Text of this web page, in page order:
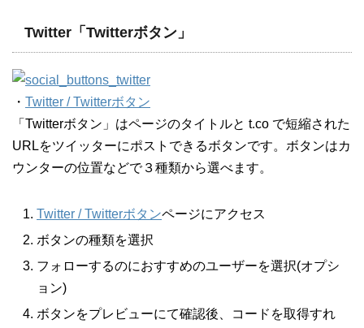
Twitter「Twitterボタン」
・ Twitter / Twitterボタン
「Twitterボタン」はページのタイトルと t.co で短縮された
URLをツイッターにポストできるボタンです。ボタンはカ
ウンターの位置などで３種類から選べます。
Twitter / Twitterボタンページにアクセス
ボタンの種類を選択
フォローするのにおすすめのユーザーを選択(オプシ
ョン)
ボタンをプレビューにて確認後、コードを取得すれ